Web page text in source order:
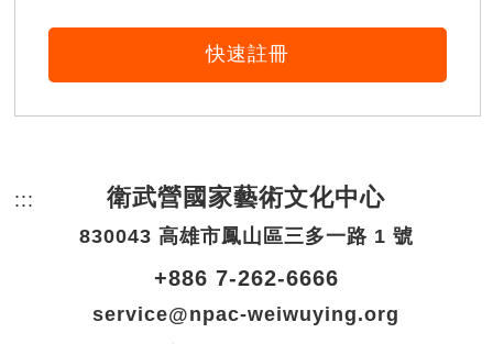
快速註冊
::: 頁尾網站資訊。
衛武營國家藝術文化中心
830043 高雄市鳳山區三多一路 1 號
+886 7-262-6666
service@npac-weiwuying.org